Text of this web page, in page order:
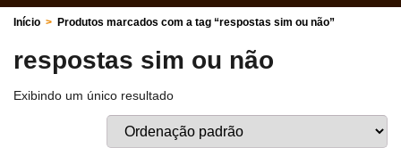
Início > Produtos marcados com a tag “respostas sim ou não”
respostas sim ou não
Exibindo um único resultado